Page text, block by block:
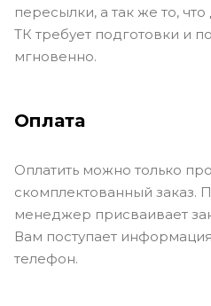
пересылки, а так же то,
ТК требует подготовки и
мгновенно.
Оплата
Оплатить можно только
скомплектованный заказ.
менеджер присваивает
Вам поступает
телефон.